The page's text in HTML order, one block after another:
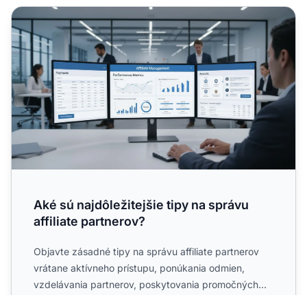
Aké sú najdôležitejšie tipy na správu affiliate partnerov?
Aké sú najdôležitejšie tipy na správu
affiliate partnerov?
Objavte zásadné tipy na správu affiliate partnerov
vrátane aktívneho prístupu, ponúkania odmien,
vzdelávania partnerov, poskytovania promočných